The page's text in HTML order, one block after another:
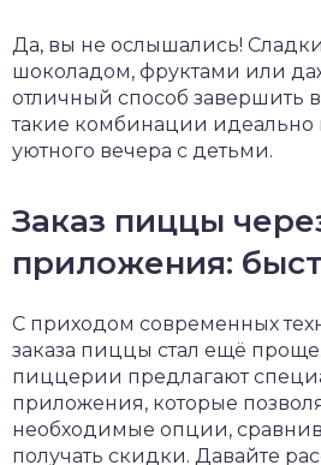
Да, вы не ослышались!
шоколадом, фруктами или
отличный способ завершить
такие комбинации идеально
уютного вечера с детьми.
Заказ пиццы
приложения:
С приходом современных
заказа пиццы стал ещё
пиццерии предлагают
приложения, которые
необходимые опции,
получать скидки. Давайте